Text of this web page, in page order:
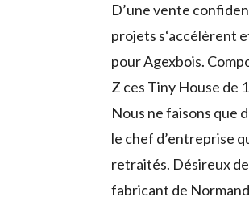
D’une vente
projets s‘accélèrent
pour Agexbois.
Z ces Tiny House de
Nous ne faisons que
le chef d’entreprise
retraités. Désireux
fabricant de